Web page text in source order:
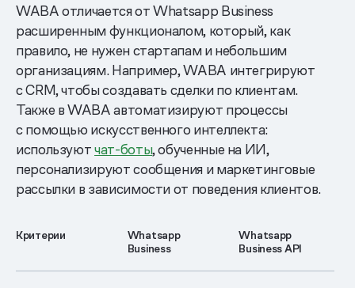
WABA отличается от Whatsapp Business
расширенным функционалом, который, как
правило, не нужен стартапам и небольшим
организациям. Например, WABA интегрируют
с CRM, чтобы создавать сделки по клиентам.
Также в WABA автоматизируют процессы
с помощью искусственного интеллекта:
используютчат-боты, обученные на ИИ,
персонализируют сообщения и маркетинговые
рассылки в зависимости от поведения клиентов.
Критерии
Whatsapp
Business
Whatsapp
Business API